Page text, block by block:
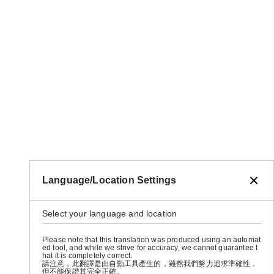
Language/Location Settings
Select your language and location
Please note that this translation was produced using an automat
ed tool, and while we strive for accuracy, we cannot guarantee t
hat it is completely correct.
請注意，此翻譯是由自動工具產生的，雖然我們努力追求準確性，
但不能保證其完全正確。